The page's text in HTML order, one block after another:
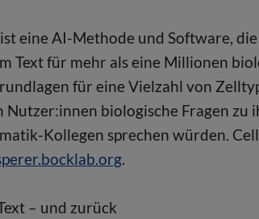
eine AI-Methode und Software,
Text für mehr als eine Millionen
für eine Vielzahl von
Nutzer:innen biologische Fragen zu
Kollegen sprechen würden.
.
– und zurück